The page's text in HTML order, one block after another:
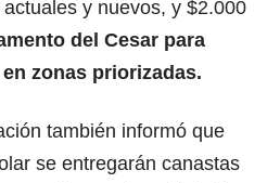
y nuevos, y $2.000
del Cesar para
zonas priorizadas.
también informó que
se entregarán canastas